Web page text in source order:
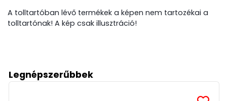
A tolltartóban lévő termékek a képen nem tartozékai a
tolltartónak! A kép csak illusztráció!
Legnépszerűbbek